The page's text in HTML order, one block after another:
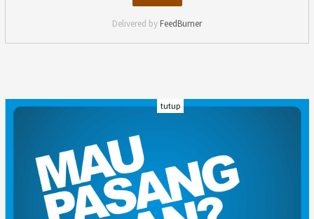
Delivered by FeedBurner
INDEKS
KARIR
REDAKSI
PRIVACY POLICY
DISCLAIMER
TENTANG KAMI
KONTAK KAMI
tutup